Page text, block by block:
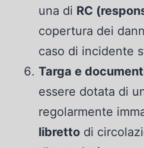
una di RC
copertura dei
caso di incidente
Targa e
essere dotata di
regolarmente
libretto di